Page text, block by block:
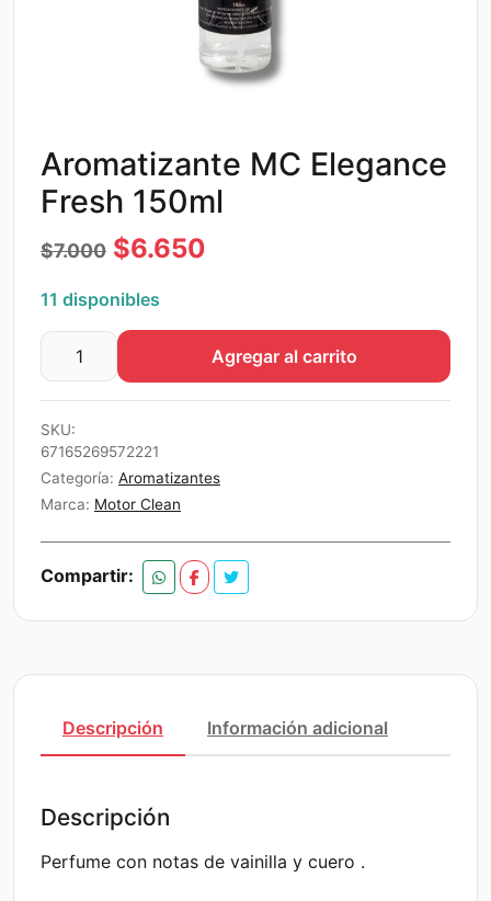
Aromatizante MC Elegance
Fresh 150ml
$7.000 El
precio
original
era:
$7.000.
$6.650
actual
es:
$6.650.
11 disponibles
Aromatizante
MC
Elegance
Fresh
150ml
cantidad
Agregar al carrito
SKU:
67165269572221
Categoría: Aromatizantes
Marca: Motor Clean
Compartir:
Descripción Información adicional
Descripción
Perfume con notas de vainilla y cuero .